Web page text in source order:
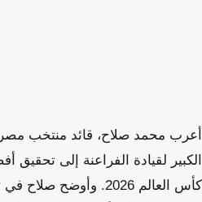
أعرب محمد صلاح، قائد منتخب
الكبير لقيادة الفراعنة إلى
كأس العالم 2026.